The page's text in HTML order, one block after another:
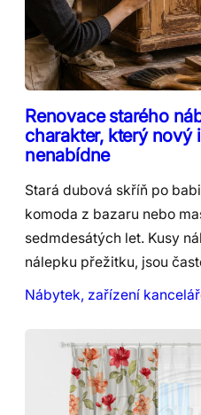
Renovace starého
charakter, který nový
nenabídne
Stará dubová skříň po
komoda z bazaru nebo
sedmdesátých let. Kusy
nálepku přežitku, jsou
Nábytek, zařízení